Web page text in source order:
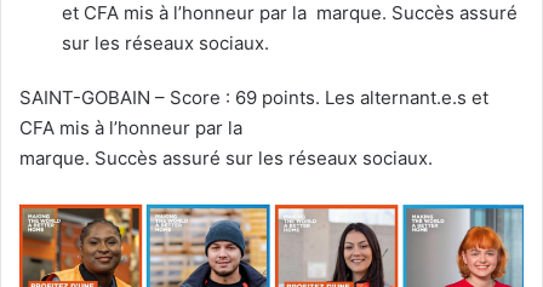
et CFA mis à l’honneur par la marque. Succès assuré
sur les réseaux sociaux.
SAINT-GOBAIN – Score : 69 points. Les alternant.e.s et
CFA mis à l’honneur par la
marque. Succès assuré sur les réseaux sociaux.